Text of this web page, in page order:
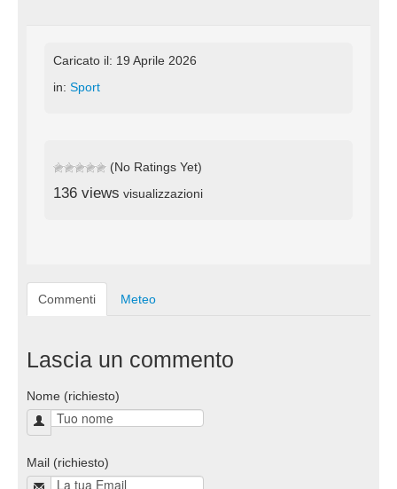
Caricato il: 19 Aprile 2026
in: Sport
(No Ratings Yet)
136 views visualizzazioni
Commenti Meteo
Lascia un commento
Nome (richiesto)
Mail (richiesto)